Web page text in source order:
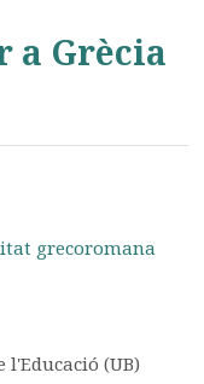
a Grècia
grecoromana
l'Educació (UB)